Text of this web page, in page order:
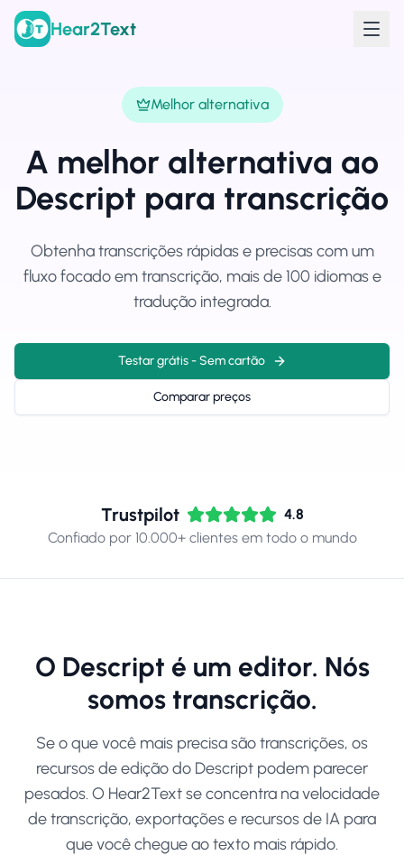
Hear2Text
Melhor alternativa
A melhor alternativa ao
Descript para transcrição
Obtenha transcrições rápidas e precisas com um
fluxo focado em transcrição, mais de 100 idiomas e
tradução integrada.
Testar grátis - Sem cartão
Comparar preços
Trustpilot
4.8
Confiado por 10.000+ clientes em todo o mundo
O Descript é um editor. Nós
somos transcrição.
Se o que você mais precisa são transcrições, os
recursos de edição do Descript podem parecer
pesados. O Hear2Text se concentra na velocidade
de transcrição, exportações e recursos de IA para
que você chegue ao texto mais rápido.